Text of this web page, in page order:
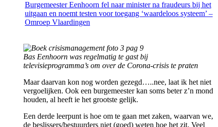
Burgemeester Eenhoorn fel naar minister na fraudeurs bij het
uitgaan en noemt testen voor toegang ‘waardeloos systeem’ –
Omroep Vlaardingen
Bas Eenhoorn was regelmatig te gast bij
televisieprogramma’s om over de Corona-crisis te praten
Maar daarvan kon nog worden gezegd…..nee, laat ik het niet
vergoelijken. Ook een burgemeester kan soms beter z’n mond
houden, al heeft ie het grootste gelijk.
Een derde leerpunt is hoe om te gaan met zaken, waarvan we,
de beslissers/bestuurders niet (goed) weten hoe het zit. Veel